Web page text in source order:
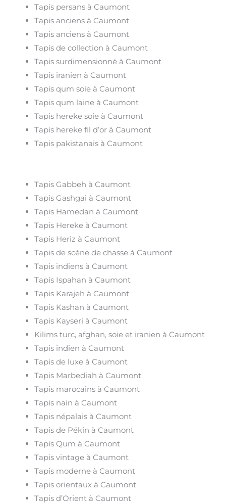
Tapis persans à Caumont
Tapis anciens à Caumont
Tapis anciens à Caumont
Tapis de collection à Caumont
Tapis surdimensionné à Caumont
Tapis iranien à Caumont
Tapis qum soie à Caumont
Tapis qum laine à Caumont
Tapis hereke soie à Caumont
Tapis hereke fil d’or à Caumont
Tapis pakistanais à Caumont
Tapis Gabbeh à Caumont
Tapis Gashgai à Caumont
Tapis Hamedan à Caumont
Tapis Hereke à Caumont
Tapis Heriz à Caumont
Tapis de scène de chasse à Caumont
Tapis indiens à Caumont
Tapis Ispahan à Caumont
Tapis Karajeh à Caumont
Tapis Kashan à Caumont
Tapis Kayseri à Caumont
Kilims turc, afghan, soie et iranien à Caumont
Tapis indien à Caumont
Tapis de luxe à Caumont
Tapis Marbediah à Caumont
Tapis marocains à Caumont
Tapis nain à Caumont
Tapis népalais à Caumont
Tapis de Pékin à Caumont
Tapis Qum à Caumont
Tapis vintage à Caumont
Tapis moderne à Caumont
Tapis orientaux à Caumont
Tapis d’Orient à Caumont